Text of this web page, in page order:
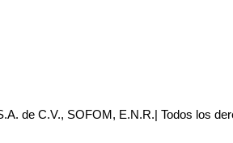
de C.V., SOFOM, E.N.R.| Todos los